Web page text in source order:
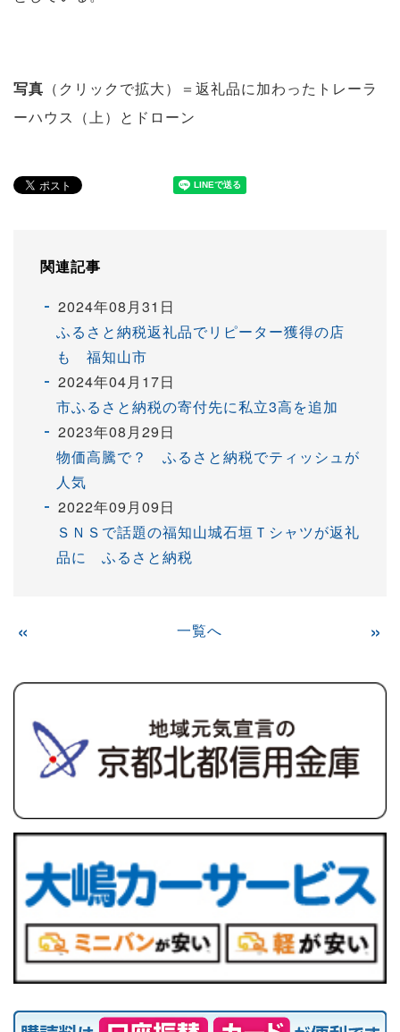
写真 （クリックで拡大）＝返礼品に加わったトレーラ
ーハウス（上）とドローン
関連記事
2024年08月31日
ふるさと納税返礼品でリピーター獲得の店
も 福知山市
2024年04月17日
市ふるさと納税の寄付先に私立3高を追加
2023年08月29日
物価高騰で？ ふるさと納税でティッシュが
人気
2022年09月09日
ＳＮＳで話題の福知山城石垣Ｔシャツが返礼
品に ふるさと納税
« 一覧へ